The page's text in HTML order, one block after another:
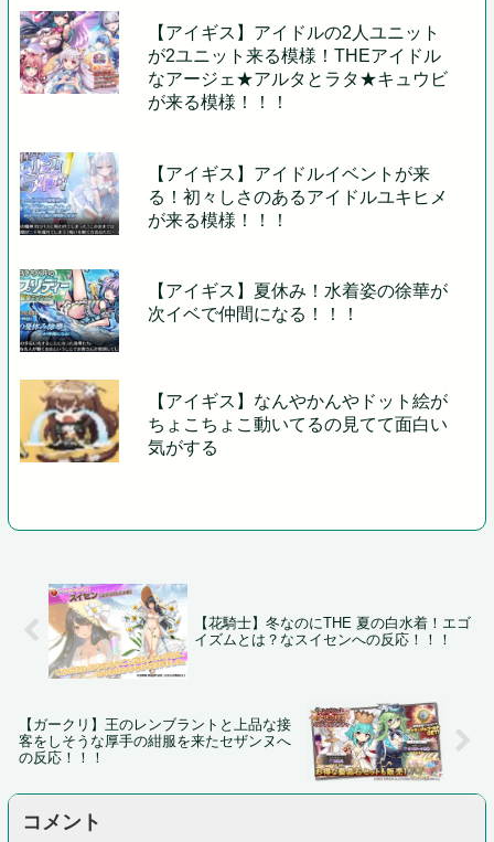
【アイギス】アイドルの2人ユニット
が2ユニット来る模様！THEアイドル
なアージェ★アルタとラタ★キュウビ
が来る模様！！！
【アイギス】アイドルイベントが来
る！初々しさのあるアイドルユキヒメ
が来る模様！！！
【アイギス】夏休み！水着姿の徐華が
次イベで仲間になる！！！
【アイギス】なんやかんやドット絵が
ちょこちょこ動いてるの見てて面白い
気がする
【花騎士】冬なのにTHE 夏の白水着！エゴ
イズムとは？なスイセンへの反応！！！
【ガークリ】王のレンブラントと上品な接
客をしそうな厚手の紺服を来たセザンヌへ
の反応！！！
コメント